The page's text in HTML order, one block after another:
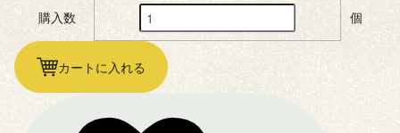
購入数 個
カートに入れる